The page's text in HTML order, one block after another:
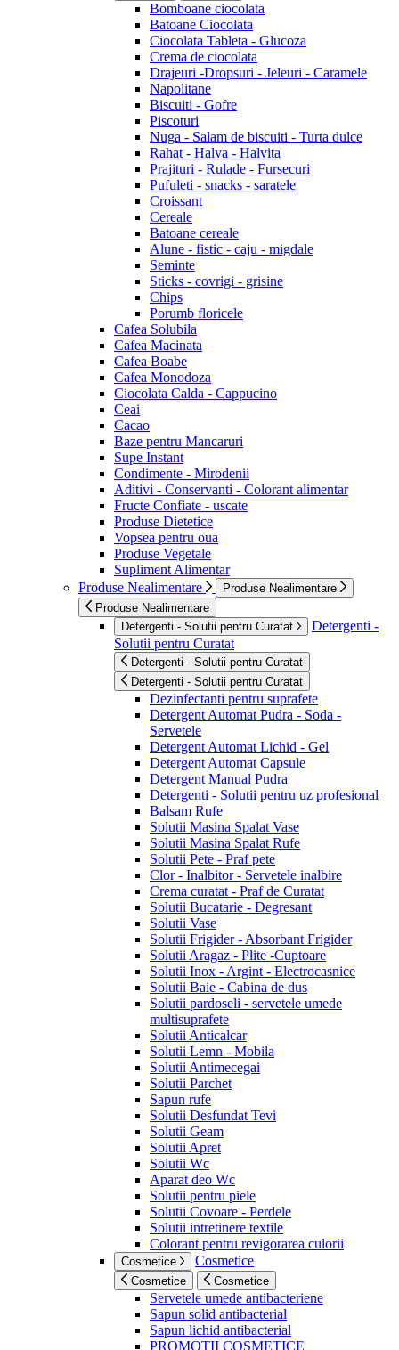
Bomboane ciocolata
Batoane Ciocolata
Ciocolata Tableta - Glucoza
Crema de ciocolata
Drajeuri -Dropsuri - Jeleuri - Caramele
Napolitane
Biscuiti - Gofre
Piscoturi
Nuga - Salam de biscuiti - Turta dulce
Rahat - Halva - Halvita
Prajituri - Rulade - Fursecuri
Pufuleti - snacks - saratele
Croissant
Cereale
Batoane cereale
Alune - fistic - caju - migdale
Seminte
Sticks - covrigi - grisine
Chips
Porumb floricele
Cafea Solubila
Cafea Macinata
Cafea Boabe
Cafea Monodoza
Ciocolata Calda - Cappucino
Ceai
Cacao
Baze pentru Mancaruri
Supe Instant
Condimente - Mirodenii
Aditivi - Conservanti - Colorant alimentar
Fructe Confiate - uscate
Produse Dietetice
Vopsea pentru oua
Produse Vegetale
Supliment Alimentar
Produse Nealimentare
Produse Nealimentare
Produse Nealimentare
Detergenti - Solutii pentru Curatat
Detergenti -
Solutii pentru Curatat
Detergenti - Solutii pentru Curatat
Detergenti - Solutii pentru Curatat
Dezinfectanti pentru suprafete
Detergent Automat Pudra - Soda -
Servetele
Detergent Automat Lichid - Gel
Detergent Automat Capsule
Detergent Manual Pudra
Detergenti - Solutii pentru uz profesional
Balsam Rufe
Solutii Masina Spalat Vase
Solutii Masina Spalat Rufe
Solutii Pete - Praf pete
Clor - Inalbitor - Servetele inalbire
Crema curatat - Praf de Curatat
Solutii Bucatarie - Degresant
Solutii Vase
Solutii Frigider - Absorbant Frigider
Solutii Aragaz - Plite -Cuptoare
Solutii Inox - Argint - Electrocasnice
Solutii Baie - Cabina de dus
Solutii pardoseli - servetele umede
multisuprafete
Solutii Anticalcar
Solutii Lemn - Mobila
Solutii Antimecegai
Solutii Parchet
Sapun rufe
Solutii Desfundat Tevi
Solutii Geam
Solutii Apret
Solutii Wc
Aparat deo Wc
Solutii pentru piele
Solutii Covoare - Perdele
Solutii intretinere textile
Colorant pentru revigorarea culorii
Cosmetice Cosmetice
Cosmetice Cosmetice
Servetele umede antibacteriene
Sapun solid antibacterial
Sapun lichid antibacterial
PROMOTII COSMETICE